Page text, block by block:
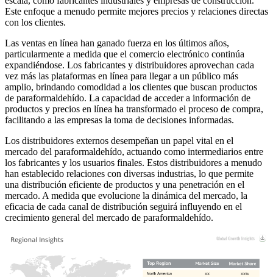
Este enfoque a menudo permite mejores precios y relaciones directas
con los clientes.
Las ventas en línea han ganado fuerza en los últimos años,
particularmente a medida que el comercio electrónico continúa
expandiéndose. Los fabricantes y distribuidores aprovechan cada
vez más las plataformas en línea para llegar a un público más
amplio, brindando comodidad a los clientes que buscan productos
de paraformaldehído. La capacidad de acceder a información de
productos y precios en línea ha transformado el proceso de compra,
facilitando a las empresas la toma de decisiones informadas.
Los distribuidores externos desempeñan un papel vital en el
mercado del paraformaldehído, actuando como intermediarios entre
los fabricantes y los usuarios finales. Estos distribuidores a menudo
han establecido relaciones con diversas industrias, lo que permite
una distribución eficiente de productos y una penetración en el
mercado. A medida que evolucione la dinámica del mercado, la
eficacia de cada canal de distribución seguirá influyendo en el
crecimiento general del mercado de paraformaldehído.
XX%
XX